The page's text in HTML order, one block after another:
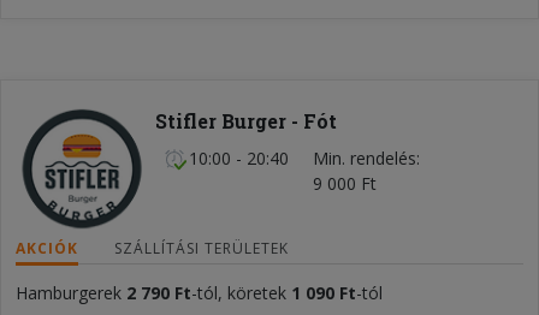
Stifler Burger - Fót
10:00 - 20:40
Min. rendelés
9 000 Ft
AKCIÓK SZÁLLÍTÁSI TERÜLETEK
Hamburgerek 2 790 Ft-tól, köretek 1 090 Ft-tól